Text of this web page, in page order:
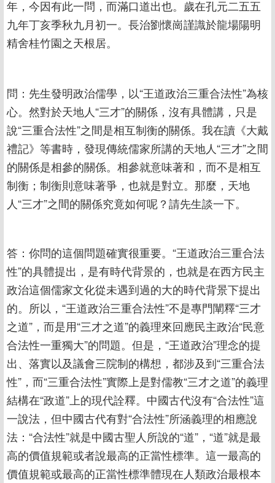
年，今因有此一問，而滿口道出也。歲在孔元二五五
九年丁亥季秋九月初一。長治劉懷崗謹識於龍場陽明
精舍桂竹園之天根居。
問：先生發明政治儒學，以“王道政治三重合法性”為核
心。然對於天地人“三才”的關係，沒有具體講，只是
說“三重合法性”之間是相互制衡的關係。我在讀《大戴
禮記》等書時，發現傳統儒家所講的天地人“三才”之間
的關係是相參的關係。相參就意味著和，而不是相互
制衡；制衡則意味著爭，也就是對立。那麼，天地
人“三才”之間的關係究竟如何呢？請先生談一下。
答：你問的這個問題確實很重要。“王道政治三重合法
性”的具體提出，是有時代背景的，也就是在西方民主
政治這個儒家文化從未遇到過的大的時代背景下提出
的。所以，“王道政治三重合法性”不是專門闡釋“三才
之道”，而是用“三才之道”的義理來回應民主政治“民意
合法性一重獨大”的問題。但是，“王道政治”理念的提
出、落實以及議會三院制的構想，都涉及到“三重合法
性”，而“三重合法性”實際上是對儒教“三才之道”的義理
結構在“政道”上的現代詮釋。中國古代沒有“合法性”這
一說法，但中國古代有對“合法性”所涵義理的相應說
法：“合法性”就是中國古聖人所說的“道”，“道”就是最
高的價值規範或者說最高的正當性標準。這一最高的
價值規範或最高的正當性標準體現在人類政治最根本